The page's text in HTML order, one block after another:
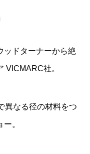
用
0
が必要です。
ッドターナーから絶
VICMARC社。
異なる径の材料をつ
。